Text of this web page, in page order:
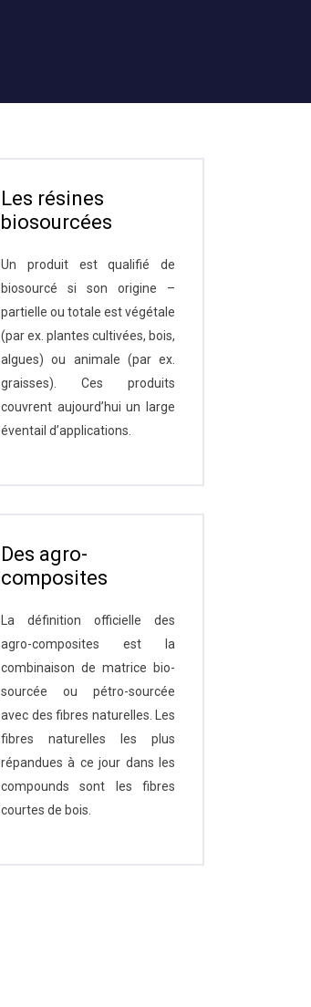
Les résines
biosourcées
Un produit est qualifié de
biosourcé si son origine –
partielle ou totale est végétale
(par ex. plantes cultivées, bois,
algues) ou animale (par ex.
graisses). Ces produits
couvrent aujourd’hui un large
éventail d’applications.
Des agro-
composites
La définition officielle des
agro-composites est la
combinaison de matrice bio-
sourcée ou pétro-sourcée
avec des fibres naturelles. Les
fibres naturelles les plus
répandues à ce jour dans les
compounds sont les fibres
courtes de bois.